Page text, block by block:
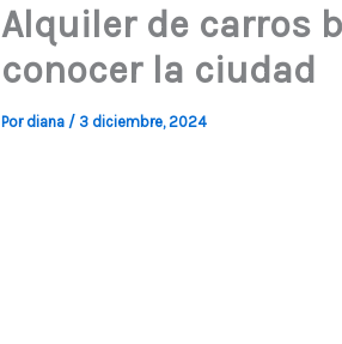
Alquiler de carros
conocer la ciudad
Por diana / 3 diciembre, 2024